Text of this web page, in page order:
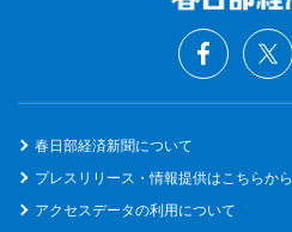
春日部経済新聞について
プレスリリース・情報提供はこちらから
アクセスデータの利用について